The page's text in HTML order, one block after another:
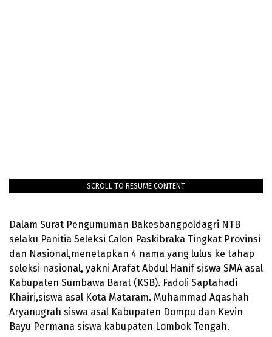
SCROLL TO RESUME CONTENT
Dalam Surat Pengumuman Bakesbangpoldagri NTB
selaku Panitia Seleksi Calon Paskibraka Tingkat Provinsi
dan Nasional,menetapkan 4 nama yang lulus ke tahap
seleksi nasional, yakni Arafat Abdul Hanif siswa SMA asal
Kabupaten Sumbawa Barat (KSB). Fadoli Saptahadi
Khairi,siswa asal Kota Mataram. Muhammad Aqashah
Aryanugrah siswa asal Kabupaten Dompu dan Kevin
Bayu Permana siswa kabupaten Lombok Tengah.